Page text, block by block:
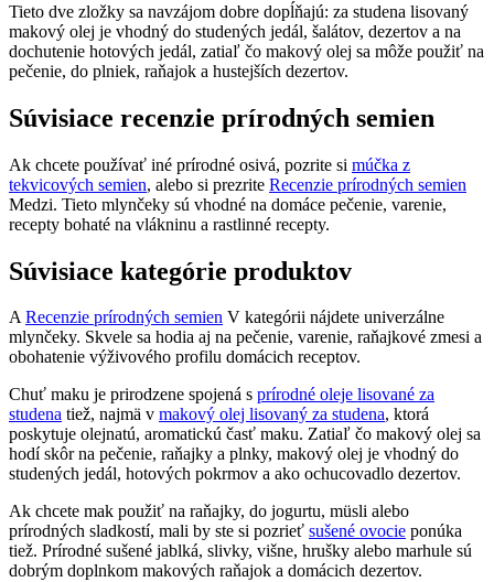
Tieto dve zložky sa navzájom dobre dopĺňajú: za studena lisovaný
makový olej je vhodný do studených jedál, šalátov, dezertov a na
dochutenie hotových jedál, zatiaľ čo makový olej sa môže použiť na
pečenie, do plniek, raňajok a hustejších dezertov.
Súvisiace recenzie prírodných semien
Ak chcete používať iné prírodné osivá, pozrite si múčka z
tekvicových semien, alebo si prezrite Recenzie prírodných semien
Medzi. Tieto mlynčeky sú vhodné na domáce pečenie, varenie,
recepty bohaté na vlákninu a rastlinné recepty.
Súvisiace kategórie produktov
ARecenzie prírodných semien V kategórii nájdete univerzálne
mlynčeky. Skvele sa hodia aj na pečenie, varenie, raňajkové zmesi a
obohatenie výživového profilu domácich receptov.
Chuť maku je prirodzene spojená s prírodné oleje lisované za
studena tiež, najmä v makový olej lisovaný za studena, ktorá
poskytuje olejnatú, aromatickú časť maku. Zatiaľ čo makový olej sa
hodí skôr na pečenie, raňajky a plnky, makový olej je vhodný do
studených jedál, hotových pokrmov a ako ochucovadlo dezertov.
Ak chcete mak použiť na raňajky, do jogurtu, müsli alebo
prírodných sladkostí, mali by ste si pozrieť sušené ovocie ponúka
tiež. Prírodné sušené jablká, slivky, višne, hrušky alebo marhule sú
dobrým doplnkom makových raňajok a domácich dezertov.